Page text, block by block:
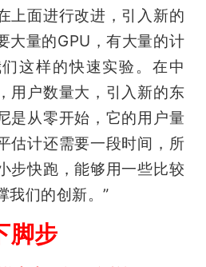
上面进行改进，引入新的
大量的GPU，有大量的计
这样的快速实验。在中
用户数量大，引入新的东
是从零开始，它的用户量
估计还需要一段时间，所
步快跑，能够用一些比较
我们的创新。”
脚步